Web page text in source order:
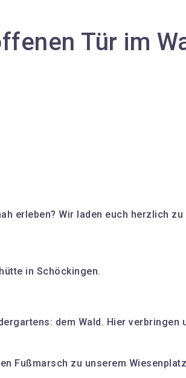
Tür im
erleben? Wir laden euch herzlich
in Schöckingen.
dem Wald. Hier
Fußmarsch zu unserem